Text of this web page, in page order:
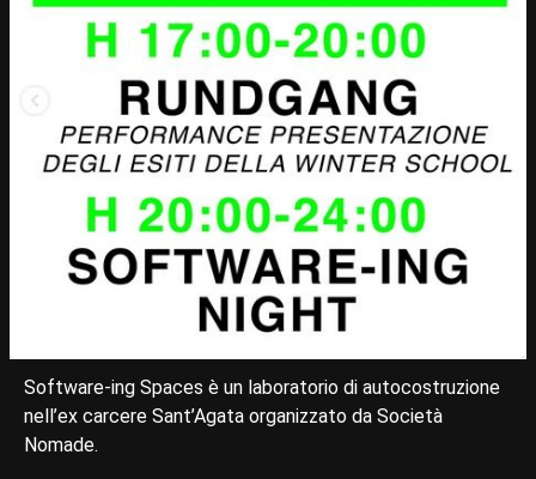
Software-ing Spaces è un laboratorio di autocostruzione
nell’ex carcere Sant’Agata organizzato da Società
Nomade.